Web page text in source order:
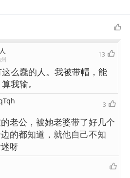
13
么蠢的人。我被带帽，能
我输。
3
老公，被她老婆带了好几个
的都知道，就他自己不知
呀